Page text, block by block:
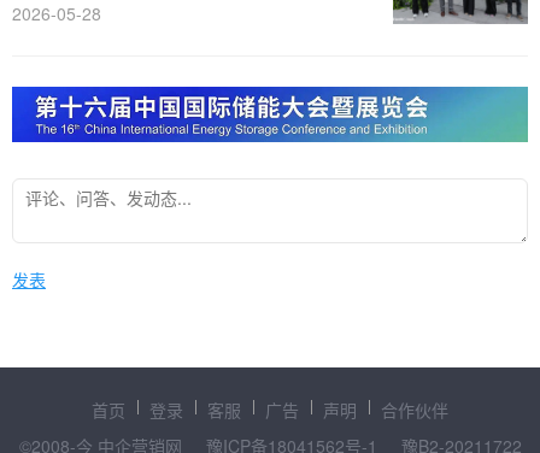
2026-05-28
发表
首页 登录 客服 广告 声明
合作伙伴
©2008-今 中企营销网
豫ICP备18041562号-1 豫B2-20211722